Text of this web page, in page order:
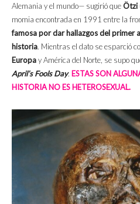
Alemania y el mundo— sugirió queÖtzi
momia encontrada en 1991 entre la
famosa por dar hallazgos del primer
historia. Mientras el dato se esparció
Europay América del Norte, se supo
April’s Fools Day. ESTAS SON
HISTORIA NO ES HETEROSEXUAL.